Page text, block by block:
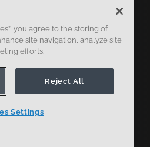
ィ
you agree to the storing of
site navigation, analyze site
efforts.
Reject All
Settings